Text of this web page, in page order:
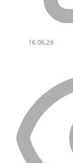
16.06.26